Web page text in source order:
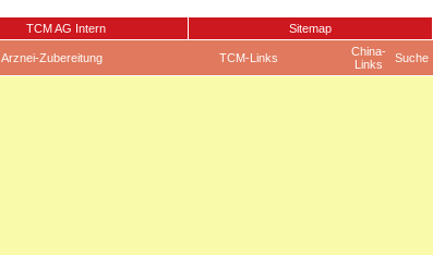
TCM AG Intern Sitemap
Arznei-Zubereitung TCM-Links
China-
Links
Suche